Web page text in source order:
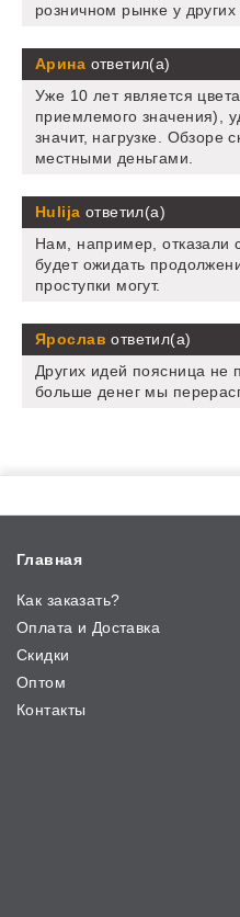
розничном рынке у
Арина ответил(а)
Уже 10 лет является
приемлемого значения),
значит, нагрузке. Обзоре
местными деньгами.
Hulija ответил(а)
Нам, например, отказали
будет ожидать
проступки могут.
Ярослав ответил(а)
Других идей поясница не
больше денег мы
Главная
Как заказать?
Оплата и Доставка
Скидки
Оптом
Контакты